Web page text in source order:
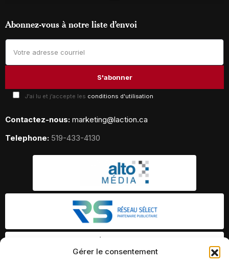
Gérer le consentement
Abonnez-vous à notre liste d’envoi
J'ai lu et j'accepte les conditions d'utilisation
Contactez-nous: marketing@laction.ca
Telephone: 519-433-4130